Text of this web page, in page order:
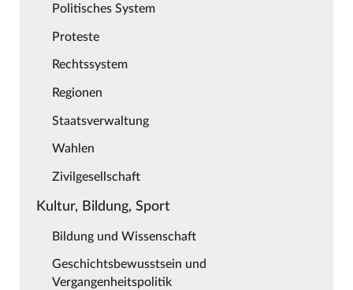
Politisches System
Proteste
Rechtssystem
Regionen
Staatsverwaltung
Wahlen
Zivilgesellschaft
Kultur, Bildung, Sport
Bildung und Wissenschaft
Geschichtsbewusstsein und
Vergangenheitspolitik